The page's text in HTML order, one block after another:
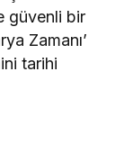
güvenli bir
Zamanı’
tarihi